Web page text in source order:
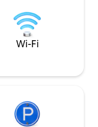
uzeninami a
večer (objednajte
Wi-Fi